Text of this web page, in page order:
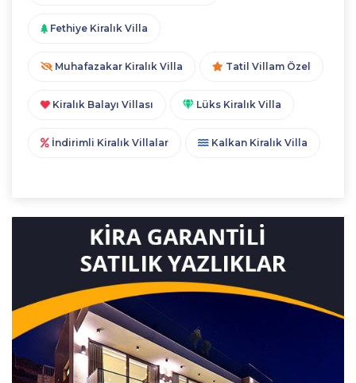
Fethiye Kiralık Villa
Muhafazakar Kiralık Villa Tatil Villam Özel
Kiralık Balayı Villası Lüks Kiralık Villa
İndirimli Kiralık Villalar Kalkan Kiralık Villa